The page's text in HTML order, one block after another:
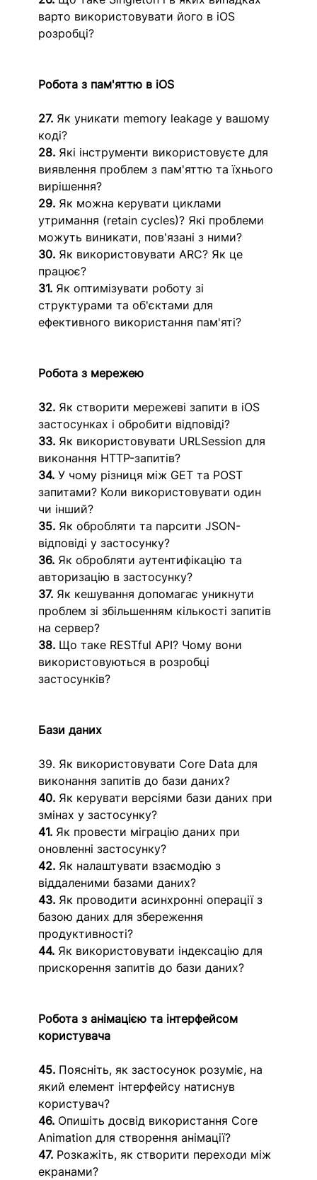
варто використовувати його в iOS
розробці?
Робота з пам'яттю в iOS
27. Як уникати memory leakage у вашому
коді?
28. Які інструменти використовуєте для
виявлення проблем з пам'яттю та їхнього
вирішення?
29. Як можна керувати циклами
утримання (retain cycles)? Які проблеми
можуть виникати, пов'язані з ними?
30. Як використовувати ARC? Як це
працює?
31. Як оптимізувати роботу зі
структурами та об'єктами для
ефективного використання пам'яті?
Робота з мережею
32. Як створити мережеві запити в iOS
застосунках і обробити відповіді?
33. Як використовувати URLSession для
виконання HTTP-запитів?
34. У чому різниця між GET та POST
запитами? Коли використовувати один
чи інший?
35. Як обробляти та парсити JSON-
відповіді у застосунку?
36. Як обробляти аутентифікацію та
авторизацію в застосунку?
37. Як кешування допомагає уникнути
проблем зі збільшенням кількості запитів
на сервер?
38. Що таке RESTful API? Чому вони
використовуються в розробці
застосунків?
Бази даних
39. Як використовувати Core Data для
виконання запитів до бази даних?
40. Як керувати версіями бази даних при
змінах у застосунку?
41. Як провести міграцію даних при
оновленні застосунку?
42. Як налаштувати взаємодію з
віддаленими базами даних?
43. Як проводити асинхронні операції з
базою даних для збереження
продуктивності?
44. Як використовувати індексацію для
прискорення запитів до бази даних?
Робота з анімацією та інтерфейсом
користувача
45. Поясніть, як застосунок розуміє, на
який елемент інтерфейсу натиснув
користувач?
46. Опишіть досвід використання Core
Animation для створення анімації?
47. Розкажіть, як створити переходи між
екранами?